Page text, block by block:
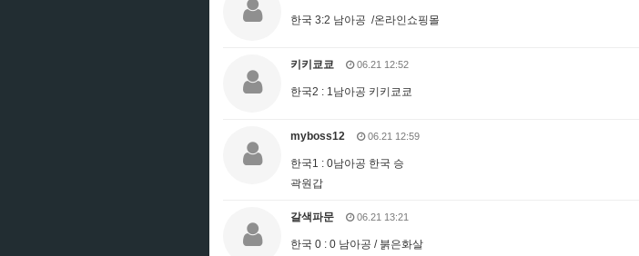
한국 3:2 남아공 /온라인쇼핑몰
키키쿄쿄 06.21 12:52
한국2 : 1남아공 키키쿄쿄
myboss12 06.21 12:59
한국1 : 0남아공 한국 승
곽원갑
갈색파문 06.21 13:21
한국 0 : 0 남아공 / 붉은화살